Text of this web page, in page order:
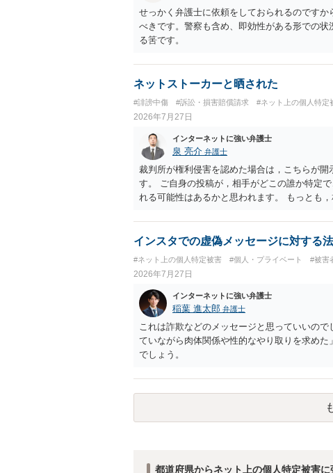
事実関係を整理した上で弁護士へ直接相談する
せっかく弁護士に依頼をしておられるのです
べきです。警察も含め、即効性がある形での
る筈です。
ネットストーカーと晒された
#誹謗中傷 #訴訟・損害賠償請求 #ネット上の個人特定
2026年7月27日
インターネットに強い弁護士
泉 亮介 弁護士
裁判所が権利侵害を認めた場合は，こちらが
す。 ご自身の投稿が，相手がどこの誰か特定
れる可能性はあるかと思われます。 もっとも
ょう。
インスタでの虚偽メッセージに対する
#ネット上の個人特定被害 #個人・プライベート #被害
2026年7月27日
インターネットに強い弁護士
稲葉 進太郎 弁護士
これは詐欺などのメッセージと思っていいの
ていながら肉体関係や性的なやり取りを求め
でしょう。
都道府県からネット上の個人特定被害